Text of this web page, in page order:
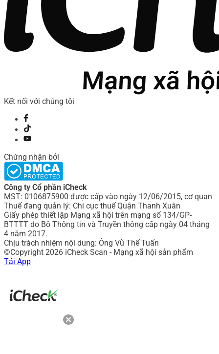
Kết nối với chúng tôi
Chứng nhận bởi
Công ty Cổ phần iCheck
MST: 0106875900 được cấp vào ngày 12/06/2015, cơ quan
Thuế đang quản lý: Chi cục thuế Quận Thanh Xuân
Giấy phép thiết lập Mạng xã hội trên mạng số 134/GP-
BTTTT do Bô Thông tin và Truyền thông cấp ngày 04 tháng
4 năm 2017.
Chịu trách nhiệm nội dung: Ông Vũ Thế Tuấn
©Copyright 2026 iCheck Scan - Mạng xã hội sản phẩm
Tải App